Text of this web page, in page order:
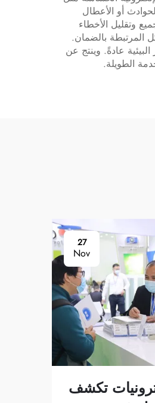
أو الأعطال
وتقليل الأخطاء
المرتبطة بالضمان.
عادةً. وينتج عن
الطويلة.
27
Nov
تكشف